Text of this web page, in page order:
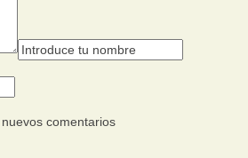
comentarios